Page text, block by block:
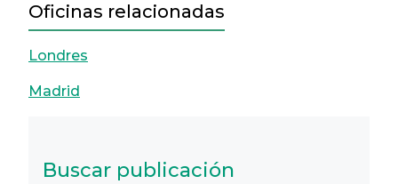
Oficinas relacionadas
Londres
Madrid
Buscar publicación